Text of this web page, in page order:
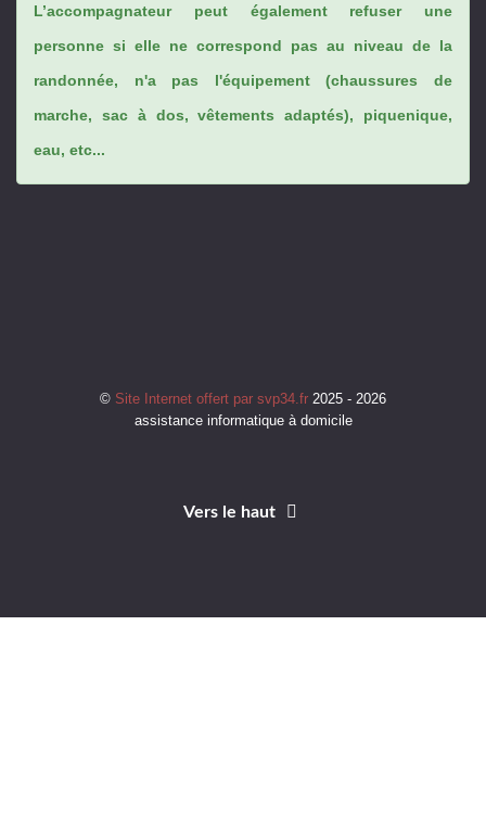
L’accompagnateur peut également refuser une
personne si elle ne correspond pas au niveau de la
randonnée, n'a pas l'équipement (chaussures de
marche, sac à dos, vêtements adaptés), piquenique,
eau, etc...
© Site Internet offert par svp34.fr 2025 - 2026
assistance informatique à domicile
Vers le haut